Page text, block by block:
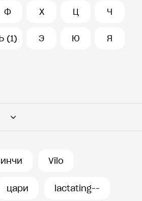
Ф Х Ц Ч
(1) Э Ю Я
Vilo
цари lactating--